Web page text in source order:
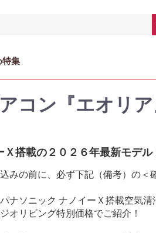
特集
コン『エオリ
Ｘ搭載の２０２６年最新モデル
みの前に、必ず下記（備考）の＜
ナソニック ナノイーＸ搭載空気
オリビング特別価格でご紹介！